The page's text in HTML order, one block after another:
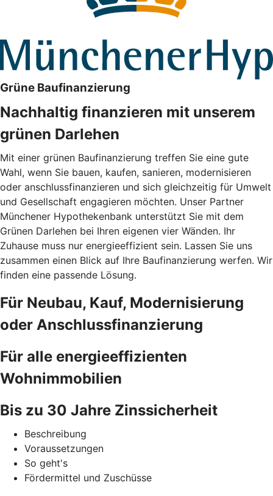
Grüne Baufinanzierung
Nachhaltig finanzieren mit unserem
grünen Darlehen
Mit einer grünen Baufinanzierung treffen Sie eine gute
Wahl, wenn Sie bauen, kaufen, sanieren, modernisieren
oder anschlussfinanzieren und sich gleichzeitig für Umwelt
und Gesellschaft engagieren möchten. Unser Partner
Münchener Hypothekenbank unterstützt Sie mit dem
Grünen Darlehen bei Ihren eigenen vier Wänden. Ihr
Zuhause muss nur energieeffizient sein. Lassen Sie uns
zusammen einen Blick auf Ihre Baufinanzierung werfen. Wir
finden eine passende Lösung.
Für Neubau, Kauf, Modernisierung
oder Anschlussfinanzierung
Für alle energieeffizienten
Wohnimmobilien
Bis zu 30 Jahre Zinssicherheit
Beschreibung
Voraussetzungen
So geht's
Fördermittel und Zuschüsse